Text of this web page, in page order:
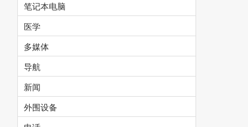
笔记本电脑
医学
多媒体
导航
新闻
外围设备